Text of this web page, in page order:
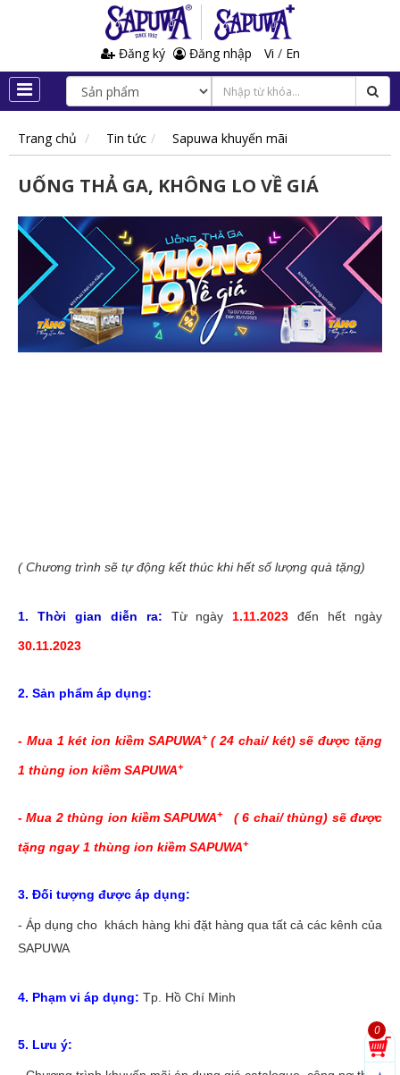
Đăng ký Đăng nhập Vi / En
Trang chủ Tin tức Sapuwa khuyến mãi
UỐNG THẢ GA, KHÔNG LO VỀ GIÁ
( Chương trình sẽ tự động kết thúc khi hết số lượng quà tặng)
1. Thời gian diễn ra: Từ ngày 1.11.2023 đến hết ngày
30.11.2023
2. Sản phẩm áp dụng:
- Mua 1 két ion kiềm SAPUWA+( 24 chai/ két) sẽ được tặng
1 thùng ion kiềm SAPUWA+
- Mua 2 thùng ion kiềmSAPUWA+ ( 6 chai/ thùng) sẽ được
tặng ngay 1 thùng ion kiềm SAPUWA+
3. Đối tượng được áp dụng:
- Áp dụng cho khách hàng khi đặt hàng qua tất cả các kênh của
SAPUWA
4. Phạm vi áp dụng: Tp. Hồ Chí Minh
5. Lưu ý:
0